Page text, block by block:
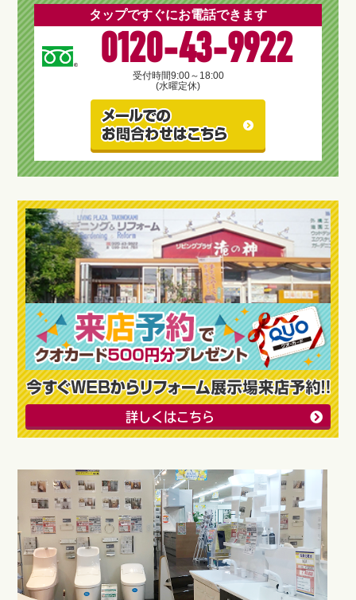
タップですぐにお電話できます
0120-43-9922
受付時間9:00～18:00
(水曜定休)
詳しくはこちら